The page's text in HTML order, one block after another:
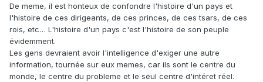
De meme, il est honteux de confondre l'histoire d'un pays et
l'histoire de ces dirigeants, de ces princes, de ces tsars, de ces
rois, etc… L'histoire d'un pays c'est l'histoire de son peuple
évidemment.
Les gens devraient avoir l'intelligence d'exiger une autre
information, tournée sur eux memes, car ils sont le centre du
monde, le centre du probleme et le seul centre d'intéret réel.